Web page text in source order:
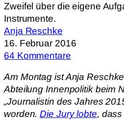
Zweifel über die eigene
Instrumente.
Anja Reschke
16. Februar 2016
64 Kommentare
Am Montag ist Anja
Abteilung Innenpolitik beim
„Journalistin des Jahres
worden.Die Jury lobte, dass